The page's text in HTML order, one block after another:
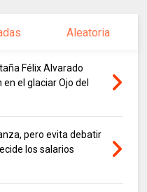
Aleatoria
Félix Alvarado
el glaciar Ojo del
pero evita debatir
los salarios